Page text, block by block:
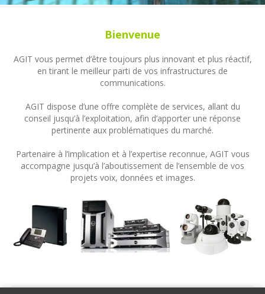
Bienvenue
AGIT vous permet d’être toujours plus innovant et plus réactif,
en tirant le meilleur parti de vos infrastructures de
communications.
AGIT dispose d’une offre complète de services, allant du
conseil jusqu’à l’exploitation, afin d’apporter une réponse
pertinente aux problématiques du marché.
Partenaire à l’implication et à l’expertise reconnue, AGIT vous
accompagne jusqu’à l’aboutissement de l’ensemble de vos
projets voix, données et images.